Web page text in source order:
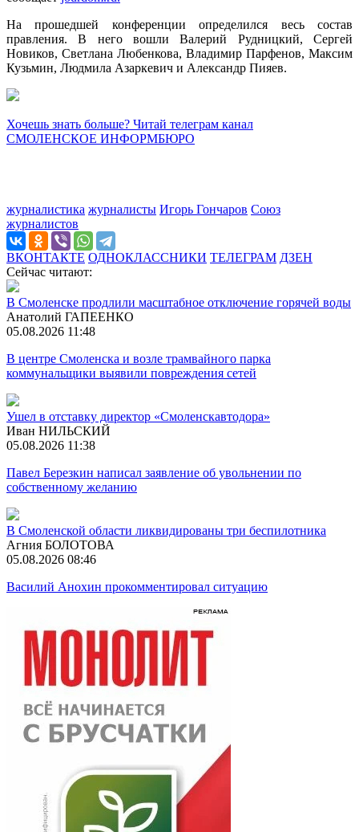
На прошедшей конференции определился весь состав
правления. В него вошли Валерий Рудницкий, Сергей
Новиков, Светлана Любенкова, Владимир Парфенов, Максим
Кузьмин, Людмила Азаркевич и Александр Пияев.
Хочешь знать больше? Читай телеграм канал
СМОЛЕНСКОЕ ИНФОРМБЮРО
журналистика журналисты Игорь Гончаров Союз
журналистов
ВКОНТАКТЕ ОДНОКЛАССНИКИ ТЕЛЕГРАМ ДЗЕН
Сейчас читают:
В Смоленске продлили масштабное отключение горячей воды
Анатолий ГАПЕЕНКО
05.08.2026 11:48
В центре Смоленска и возле трамвайного парка
коммунальщики выявили повреждения сетей
Ушел в отставку директор «Смоленскавтодора»
Иван НИЛЬСКИЙ
05.08.2026 11:38
Павел Березкин написал заявление об увольнении по
собственному желанию
В Смоленской области ликвидированы три беспилотника
Агния БОЛОТОВА
05.08.2026 08:46
Василий Анохин прокомментировал ситуацию